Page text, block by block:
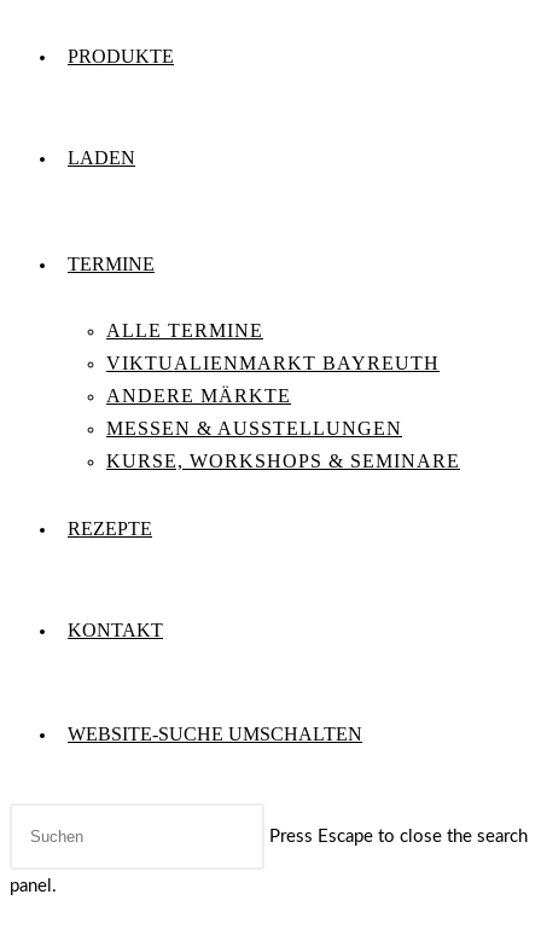
PRODUKTE
LADEN
TERMINE
ALLE TERMINE
VIKTUALIENMARKT BAYREUTH
ANDERE MÄRKTE
MESSEN & AUSSTELLUNGEN
KURSE, WORKSHOPS & SEMINARE
REZEPTE
KONTAKT
WEBSITE-SUCHE UMSCHALTEN
Press Escape to close the search
panel.